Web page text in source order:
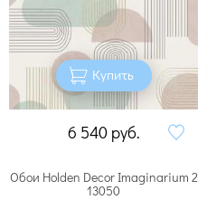
Купить
6 540 руб.
Обои Holden Decor Imaginarium 2
13050